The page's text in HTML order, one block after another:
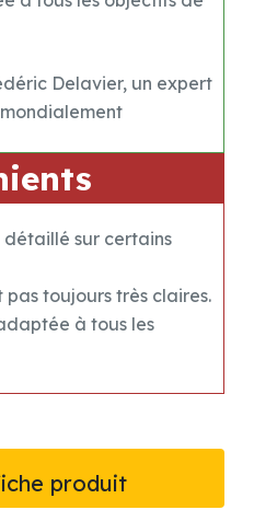
Delavier, un expert
détaillé sur certains
pas toujours très claires.
à tous les
produit